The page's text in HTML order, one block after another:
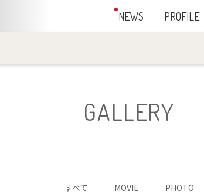
NEWS PROFILE
GALLERY
すべて MOVIE PHOTO